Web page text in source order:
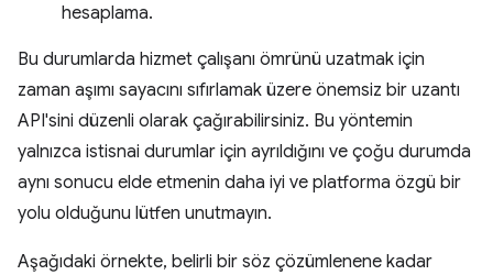
hesaplama.
Bu durumlarda hizmet çalışanı ömrünü uzatmak için
zaman aşımı sayacını sıfırlamak üzere önemsiz bir uzantı
API'sini düzenli olarak çağırabilirsiniz. Bu yöntemin
yalnızca istisnai durumlar için ayrıldığını ve çoğu durumda
aynı sonucu elde etmenin daha iyi ve platforma özgü bir
yolu olduğunu lütfen unutmayın.
Aşağıdaki örnekte, belirli bir söz çözümlenene kadar